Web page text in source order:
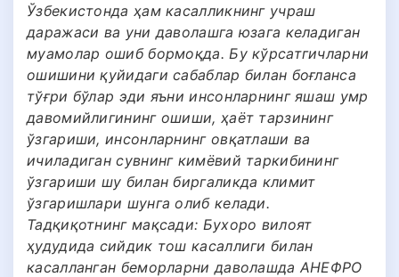
Ўзбекистонда ҳам касалликнинг учраш
даражаси ва уни даволашга юзага келадиган
муамолар ошиб бормоқда. Бу кўрсатгичларни
ошишини қуйидаги сабаблар билан боғланса
тўғри бўлар эди яъни инсонларнинг яшаш умр
давомийлигининг ошиши, ҳаёт тарзининг
ўзгариши, инсонларнинг овқатлаши ва
ичиладиган сувнинг кимёвий таркибининг
ўзгариши шу билан биргаликда климит
ўзгаришлари шунга олиб келади.
Тадқиқотнинг мақсади: Бухоро вилоят
ҳудудида сийдик тош касаллиги билан
касалланган беморларни даволашда АНЕФРО